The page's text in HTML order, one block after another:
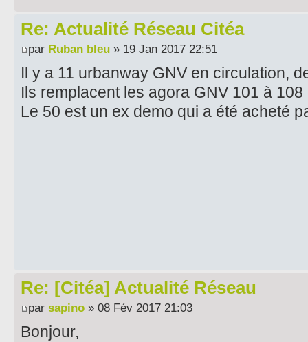
Re: Actualité Réseau Citéa
par Ruban bleu » 19 Jan 2017 22:51
Il y a 11 urbanway GNV en circulation,
Ils remplacent les agora GNV 101 à
Le 50 est un ex demo qui a été acheté
Re: [Citéa] Actualité Réseau
par sapino » 08 Fév 2017 21:03
Bonjour,